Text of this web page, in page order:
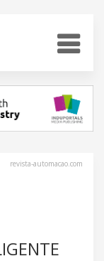
revista-automacao.com